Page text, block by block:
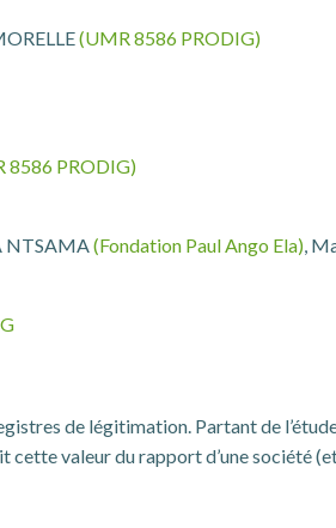
(UMR 8586 PRODIG)
8586 PRODIG)
NTSAMA(Fondation Paul Ango Ela),
de légitimation. Partant de
valeur du rapport d’une société